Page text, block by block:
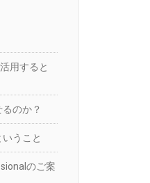
用すると
のか？
うこと
のご案